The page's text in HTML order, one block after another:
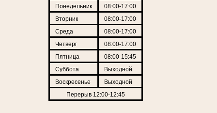
Понедельник
08:00-17:00
Вторник
08:00-17:00
Среда
08:00-17:00
Четверг
08:00-17:00
Пятница
08:00-15:45
Суббота
Выходной
Воскресенье
Выходной
Перерыв 12:00-12:45